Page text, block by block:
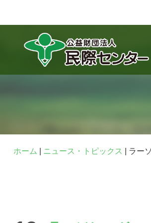
ホーム ニュース・トピックス ラー